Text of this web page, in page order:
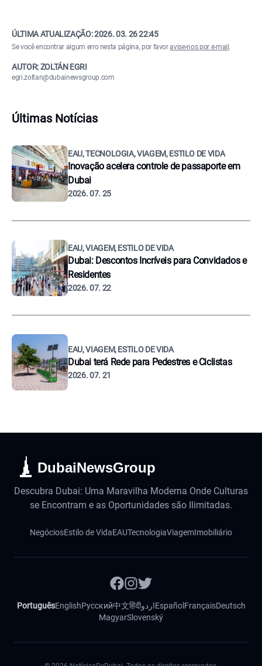
ÚLTIMA ATUALIZAÇÃO:2026. 03. 26 22:45
Se você encontrar algum erro nesta página, por favoravise-nos por e-mail .
AUTOR: ZOLTÁN EGRI
egri.zoltan@dubainewsgroup.com
Últimas Notícias
EAU, TECNOLOGIA, VIAGEM, ESTILO DE VIDA
Inovação acelera controle de passaporte em
Dubai
2026. 07. 25
EAU, VIAGEM, ESTILO DE VIDA
Dubai: Descontos Incríveis para Convidados e
Residentes
2026. 07. 22
EAU, VIAGEM, ESTILO DE VIDA
Dubai terá Rede para Pedestres e Ciclistas
2026. 07. 21
DubaiNewsGroup
Descubra Dubai: Uma Maravilha Moderna Onde Culturas
se Encontram e as Oportunidades são Ilimitadas.
NegóciosEstilo de VidaEAUTecnologiaViagemImobiliário
PortuguêsEnglishРусский中文हिंदीاردوEspañol FrançaisDeutsch
MagyarSlovenský